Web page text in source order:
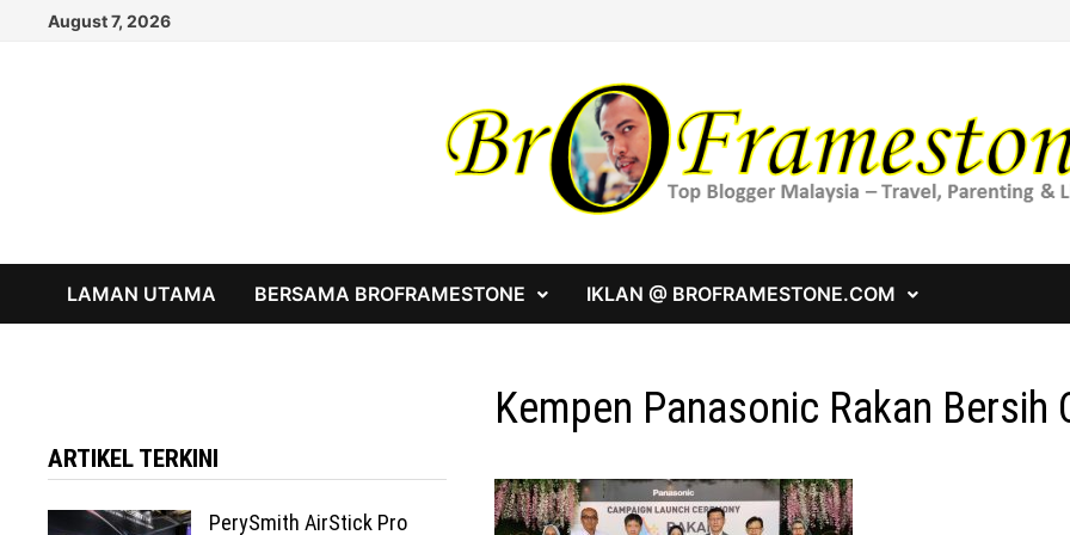
August 7, 2026
LAMAN UTAMA BERSAMA BROFRAMESTONE IKLAN @ BROFRAMESTONE.COM
Kempen Panasonic Rakan Bersih
ARTIKEL TERKINI
PerySmith AirStick Pro